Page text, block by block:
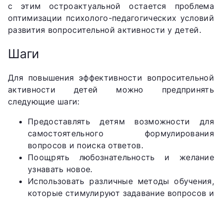
с этим остроактуальной остается проблема
оптимизации психолого-педагогических условий
развития вопросительной активности у детей.
Шаги
Для повышения эффективности вопросительной
активности детей можно предпринять
следующие шаги:
Предоставлять детям возможности для
самостоятельного формулирования
вопросов и поиска ответов.
Поощрять любознательность и желание
узнавать новое.
Использовать различные методы обучения,
которые стимулируют задавание вопросов и